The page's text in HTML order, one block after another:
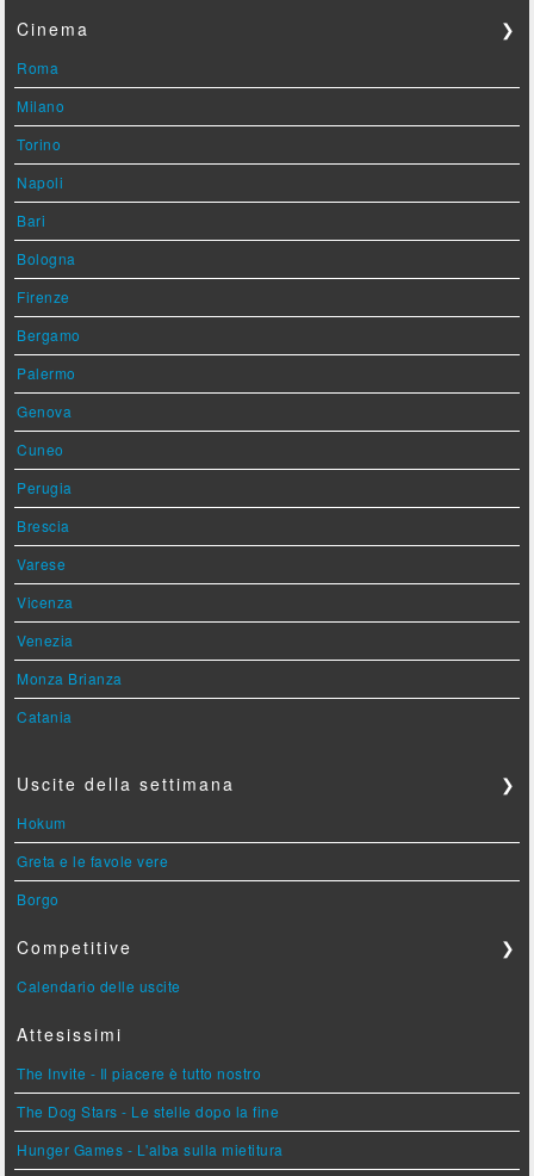
Cinema ❯
Roma
Milano
Torino
Napoli
Bari
Bologna
Firenze
Bergamo
Palermo
Genova
Cuneo
Perugia
Brescia
Varese
Vicenza
Venezia
Monza Brianza
Catania
Uscite della settimana ❯
Hokum
Greta e le favole vere
Borgo
Competitive ❯
Calendario delle uscite
Attesissimi
The Invite - Il piacere è tutto nostro
The Dog Stars - Le stelle dopo la fine
Hunger Games - L'alba sulla mietitura